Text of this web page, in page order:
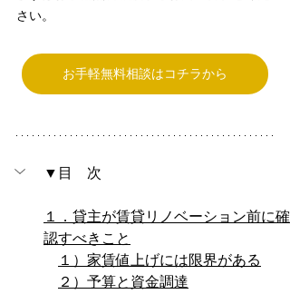
さい。
お手軽無料相談はコチラから
▼目　次
１．貸主が賃貸リノベーション前に確
認すべきこと
１）家賃値上げには限界がある
２）予算と資金調達